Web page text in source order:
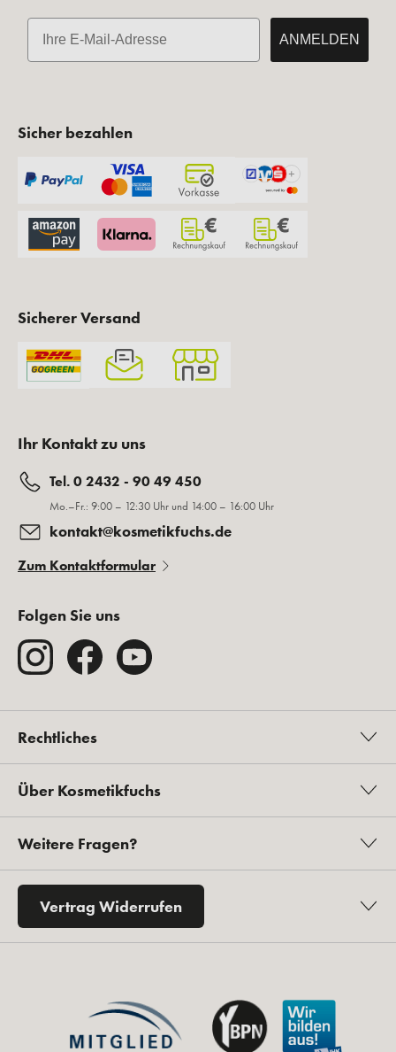
E-Mail
ANMELDEN
Sicher bezahlen
Sicherer Versand
Ihr Kontakt zu uns
Tel. 0 2432 - 90 49 450
Mo.–Fr.: 9:00 – 12:30 Uhr und 14:00 – 16:00 Uhr
kontakt@kosmetikfuchs.de
Zum Kontaktformular
Folgen Sie uns
Rechtliches
Über Kosmetikfuchs
Weitere Fragen?
Vertrag Widerrufen